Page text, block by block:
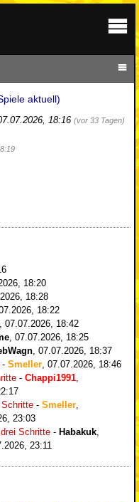
aktuell)
18:16 (vor 33 Tagen)
18:20
18:28
18:22
, 07.07.2026, 18:42
, 07.07.2026, 18:25
, 07.07.2026, 18:37
- Smeller, 07.07.2026, 18:46
- Chappi1991,
- Smeller,
23:03
Schritte - Habakuk,
23:11